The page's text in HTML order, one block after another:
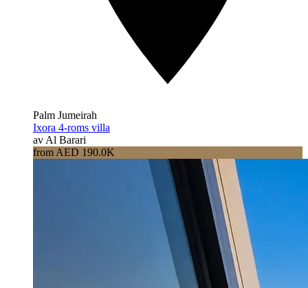
Palm Jumeirah
Ixora 4-roms villa
av Al Barari
from AED 190.0K